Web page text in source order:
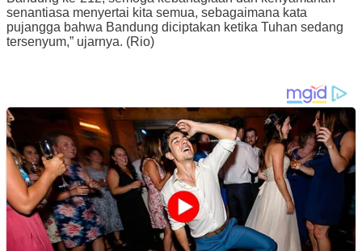
senantiasa menyertai kita semua, sebagaimana kata
pujangga bahwa Bandung diciptakan ketika Tuhan sedang
tersenyum,” ujarnya. (Rio)